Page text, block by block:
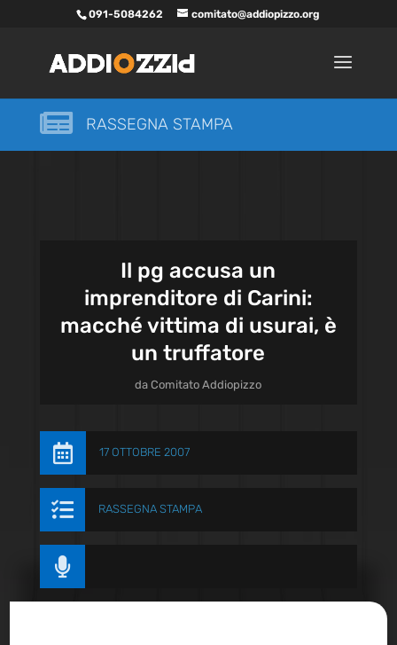
091-5084262 comitato@addiopizzo.org
 RASSEGNA STAMPA
Il pg accusa un
imprenditore di Carini:
macché vittima di usurai, è
un truffatore
daComitato Addiopizzo
 17 OTTOBRE 2007
 RASSEGNA STAMPA
